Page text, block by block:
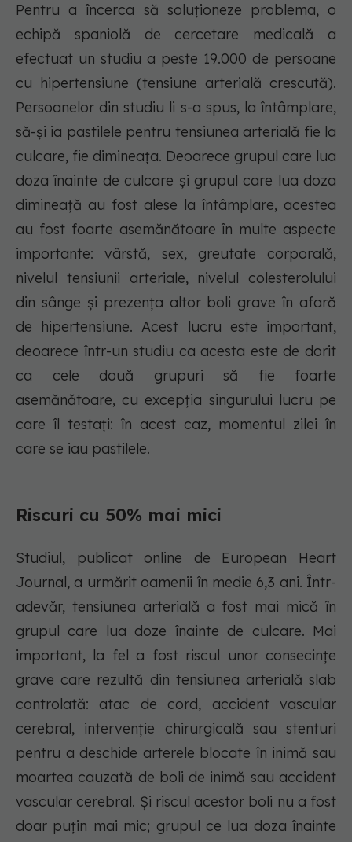
Pentru a încerca să soluționeze problema, o
echipă spaniolă de cercetare medicală a
efectuat un studiu a peste 19.000 de persoane
cu hipertensiune (tensiune arterială crescută).
Persoanelor din studiu li s-a spus, la întâmplare,
să-și ia pastilele pentru tensiunea arterială fie la
culcare, fie dimineața. Deoarece grupul care lua
doza înainte de culcare și grupul care lua doza
dimineață au fost alese la întâmplare, acestea
au fost foarte asemănătoare în multe aspecte
importante: vârstă, sex, greutate corporală,
nivelul tensiunii arteriale, nivelul colesterolului
din sânge și prezența altor boli grave în afară
de hipertensiune. Acest lucru este important,
deoarece într-un studiu ca acesta este de dorit
ca cele două grupuri să fie foarte
asemănătoare, cu excepția singurului lucru pe
care îl testați: în acest caz, momentul zilei în
care se iau pastilele.
Riscuri cu 50% mai mici
Studiul, publicat online de European Heart
Journal, a urmărit oamenii în medie 6,3 ani. Într-
adevăr, tensiunea arterială a fost mai mică în
grupul care lua doze înainte de culcare. Mai
important, la fel a fost riscul unor consecințe
grave care rezultă din tensiunea arterială slab
controlată: atac de cord, accident vascular
cerebral, intervenție chirurgicală sau stenturi
pentru a deschide arterele blocate în inimă sau
moartea cauzată de boli de inimă sau accident
vascular cerebral. Și riscul acestor boli nu a fost
doar puțin mai mic; grupul ce lua doza înainte